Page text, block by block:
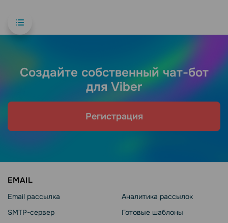
Создайте собственный чат-бот
для Viber
Регистрация
EMAIL
Email рассылка
SMTP-сервер
Аналитика рассылок
Готовые шаблоны